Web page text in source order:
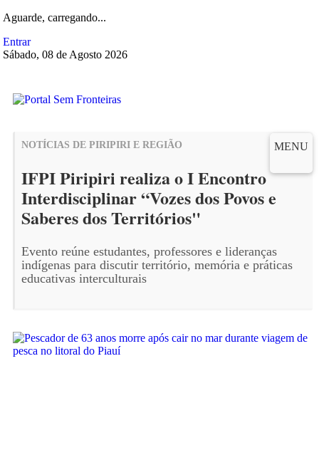
Aguarde, carregando...
Entrar
Sábado, 08 de Agosto 2026
MENU
NOTÍCIAS DE PIRIPIRI E REGIÃO
IFPI Piripiri realiza o I Encontro
Interdisciplinar “Vozes dos Povos e
Saberes dos Territórios"
Evento reúne estudantes, professores e lideranças
indígenas para discutir território, memória e práticas
educativas interculturais